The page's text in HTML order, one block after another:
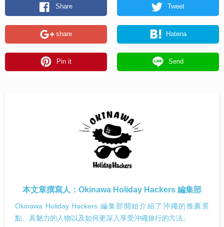
Share Tweet
share Hatena
Pin it Send
本文章撰寫人： Okinawa Holiday Hackers 編集部
Okinawa Holiday Hackers 編集部開始介紹了沖繩的推薦景
點、具魅力的人物以及如何更深入享受沖繩旅行的方法。